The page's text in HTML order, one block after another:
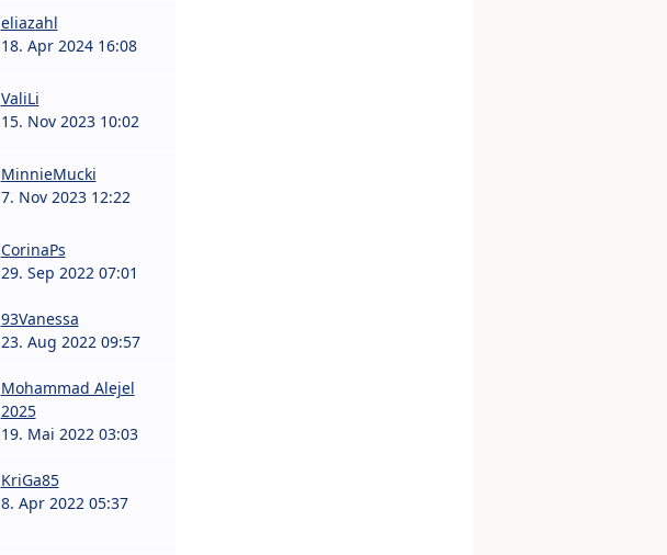
eliazahl
18. Apr 2024 16:08
ValiLi
15. Nov 2023 10:02
MinnieMucki
7. Nov 2023 12:22
CorinaPs
29. Sep 2022 07:01
93Vanessa
23. Aug 2022 09:57
Mohammad Alejel
2025
19. Mai 2022 03:03
KriGa85
8. Apr 2022 05:37